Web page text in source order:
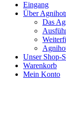
Eingang
Über
Das
Unser Shop-
Warenkorb
Mein Konto